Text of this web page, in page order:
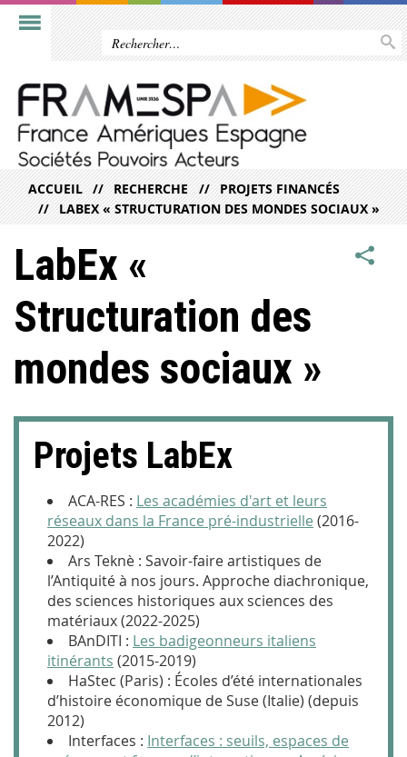
ACCUEIL RECHERCHE
PROJETS FINANCÉS
LABEX « STRUCTURATION DES MONDES SOCIAUX »
LabEx «
Structuration des
mondes sociaux »
Projets LabEx
ACA-RES : Les académies d'art et leurs
réseaux dans la France pré-industrielle (2016-
2022)
Ars Teknè : Savoir-faire artistiques de
l’Antiquité à nos jours. Approche diachronique,
des sciences historiques aux sciences des
matériaux (2022-2025)
BAnDITI : Les badigeonneurs italiens
itinérants (2015-2019)
HaStec (Paris) : Écoles d’été internationales
d’histoire économique de Suse(Italie) (depuis
2012)
Interfaces : Interfaces : seuils, espaces de